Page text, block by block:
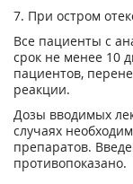
7. При остром
Все пациенты с
срок не менее 10
пациентов,
реакции.
Дозы вводимых
случаях
препаратов.
противопоказано.